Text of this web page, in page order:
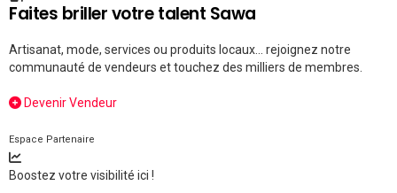
Faites briller votre talent Sawa
Artisanat, mode, services ou produits locaux... rejoignez notre
communauté de vendeurs et touchez des milliers de membres.
Devenir Vendeur
Espace Partenaire
Boostez votre visibilité ici !